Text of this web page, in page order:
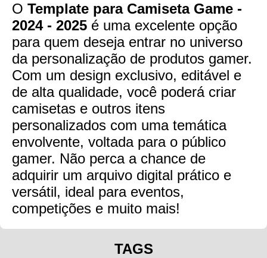
O Template para Camiseta Game -
2024 - 2025 é uma excelente opção
para quem deseja entrar no universo
da personalização de produtos gamer.
Com um design exclusivo, editável e
de alta qualidade, você poderá criar
camisetas e outros itens
personalizados com uma temática
envolvente, voltada para o público
gamer. Não perca a chance de
adquirir um arquivo digital prático e
versátil, ideal para eventos,
competições e muito mais!
TAGS